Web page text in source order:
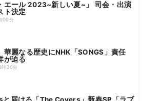
エール 2023~新しい夏~」 司会・出演
ト決定
00分
華麗なる歴史にNHK「SONGS」責任
が迫る
時30分